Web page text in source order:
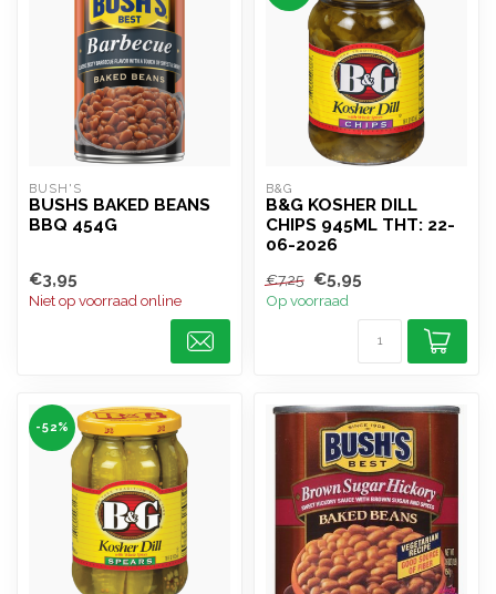
BUSH'S
BUSHS BAKED BEANS
BBQ 454G
€3,95
Niet op voorraad online
B&G
B&G KOSHER DILL
CHIPS 945ML THT: 22-
06-2026
€7,25 €5,95
Op voorraad
-52%